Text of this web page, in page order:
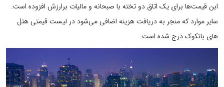
ابن قیمت‌ها برای یک اتاق دو تخته با صبحانه و مالیات برارزش افزوده است.
سایر موارد که منجر به دریافت هزینه اضافی می‌شود در لیست قیمتی هتل
های بانکوک درج شده است.